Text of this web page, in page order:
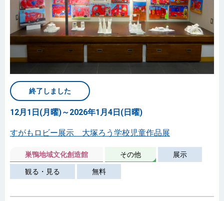
終了しました
12月1日(月曜)～2026年1月4日(日曜)
すがもロビー展示 大塚ろう学校児童作品展
巣鴨地域文化創造館 その他 展示
観る・見る 無料